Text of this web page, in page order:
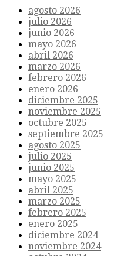
agosto 2026
julio 2026
junio 2026
mayo 2026
abril 2026
marzo 2026
febrero 2026
enero 2026
diciembre 2025
noviembre 2025
octubre 2025
septiembre 2025
agosto 2025
julio 2025
junio 2025
mayo 2025
abril 2025
marzo 2025
febrero 2025
enero 2025
diciembre 2024
noviembre 2024